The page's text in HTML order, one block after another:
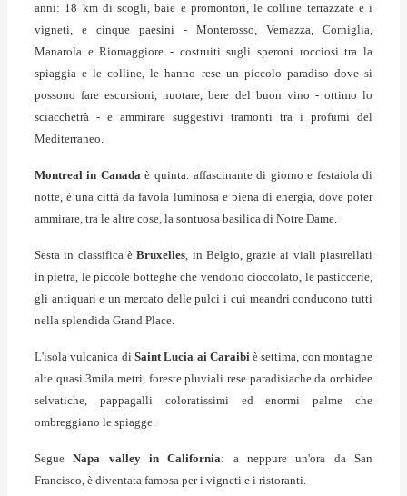
anni: 18 km di scogli, baie e promontori, le colline terrazzate e i
vigneti, e cinque paesini - Monterosso, Vernazza, Corniglia,
Manarola e Riomaggiore - costruiti sugli speroni rocciosi tra la
spiaggia e le colline, le hanno rese un piccolo paradiso dove si
possono fare escursioni, nuotare, bere del buon vino - ottimo lo
sciacchetrà - e ammirare suggestivi tramonti tra i profumi del
Mediterraneo.
Montreal in Canadaè quinta: affascinante di giorno e festaiola di
notte, è una città da favola luminosa e piena di energia, dove poter
ammirare, tra le altre cose, la sontuosa basilica di Notre Dame.
Sesta in classifica èBruxelles, in Belgio, grazie ai viali piastrellati
in pietra, le piccole botteghe che vendono cioccolato, le pasticcerie,
gli antiquari e un mercato delle pulci i cui meandri conducono tutti
nella splendida Grand Place.
L'isola vulcanica di Saint Lucia ai Caraibiè settima, con montagne
alte quasi 3mila metri, foreste pluviali rese paradisiache da orchidee
selvatiche, pappagalli coloratissimi ed enormi palme che
ombreggiano le spiagge.
SegueNapa valley in California: a neppure un'ora da San
Francisco, è diventata famosa per i vigneti e i ristoranti.